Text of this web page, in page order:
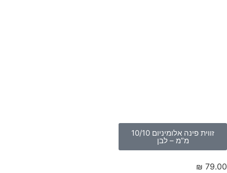
זווית פינה אלומיניום 10/10
מ”מ – לבן
₪